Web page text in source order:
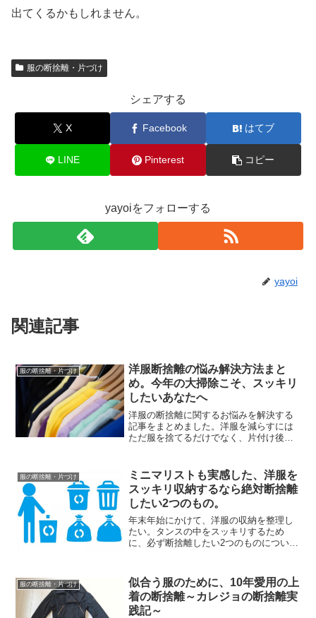
出てくるかもしれません。
服の断捨離・片づけ
シェアする
X Facebook はてブ
LINE Pinterest コピー
yayoiをフォローする
yayoi
関連記事
服の断捨離・片づけ
洋服断捨離の悩み解決方法まと
め。今年の大掃除こそ、スッキリ
したいあなたへ
洋服の断捨離に関するお悩みを解決する
記事をまとめました。洋服を減らすには
ただ服を捨てるだけでなく、片付け後
後にリバウンドしないための考え方、余
計な服を買ってしまうときの...
服の断捨離・片づけ
ミニマリストも実感した、洋服を
スッキリ収納するなら絶対断捨離
したい2つのもの。
年末年始にかけて、洋服の収納を整理し
たい。タンスの中をスッキリするため
に、必ず断捨離したい2つのものについて
ラな枯れ女。そんな私がミニマリスト的
な収納にできたのは、「断...
服の断捨離・片づけ
似合う服のために、10年愛用の上
着の断捨離～カレジョの断捨離実
践記～